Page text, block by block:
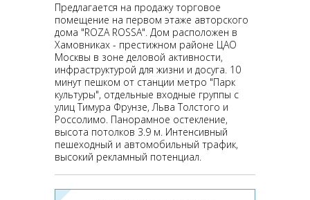
Предлагается на продажу торговое
помещение на первом этаже авторского
дома "ROZA ROSSA". Дом расположен в
Хамовниках - престижном районе ЦАО
Москвы в зоне деловой активности,
инфраструктурой для жизни и досуга. 10
минут пешком от станции метро "Парк
культуры", отдельные входные группы с
улиц Тимура Фрунзе, Льва Толстого и
Россолимо. Панорамное остекление,
высота потолков 3.9 м. Интенсивный
пешеходный и автомобильный трафик,
высокий рекламный потенциал.